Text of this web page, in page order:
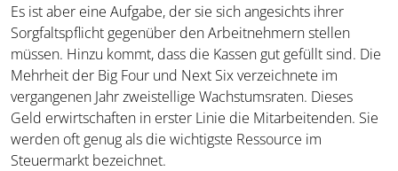
Es ist aber eine Aufgabe, der sie sich angesichts ihrer
Sorgfaltspflicht gegenüber den Arbeitnehmern stellen
müssen. Hinzu kommt, dass die Kassen gut gefüllt sind. Die
Mehrheit der Big Four und Next Six verzeichnete im
vergangenen Jahr zweistellige Wachstumsraten. Dieses
Geld erwirtschaften in erster Linie die Mitarbeitenden. Sie
werden oft genug als die wichtigste Ressource im
Steuermarkt bezeichnet.